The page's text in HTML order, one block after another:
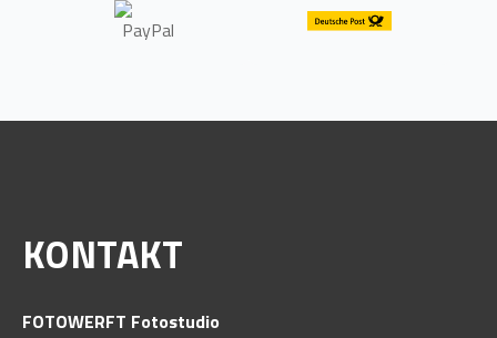
KONTAKT
FOTOWERFT Fotostudio